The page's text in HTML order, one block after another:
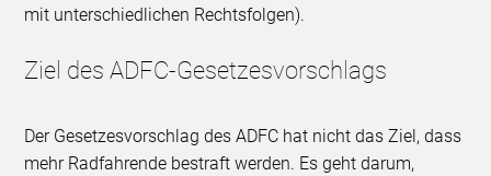
mit unterschiedlichen Rechtsfolgen).
Ziel des ADFC-Gesetzesvorschlags
Der Gesetzesvorschlag des ADFC hat nicht das Ziel, dass
mehr Radfahrende bestraft werden. Es geht darum,